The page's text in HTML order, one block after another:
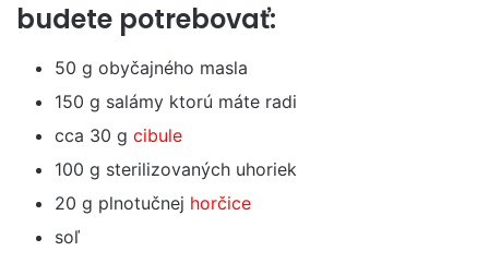
budete potrebovať:
50 g obyčajného masla
150 g salámy ktorú máte radi
cca 30 g cibule
100 g sterilizovaných uhoriek
20 g plnotučnej horčice
soľ